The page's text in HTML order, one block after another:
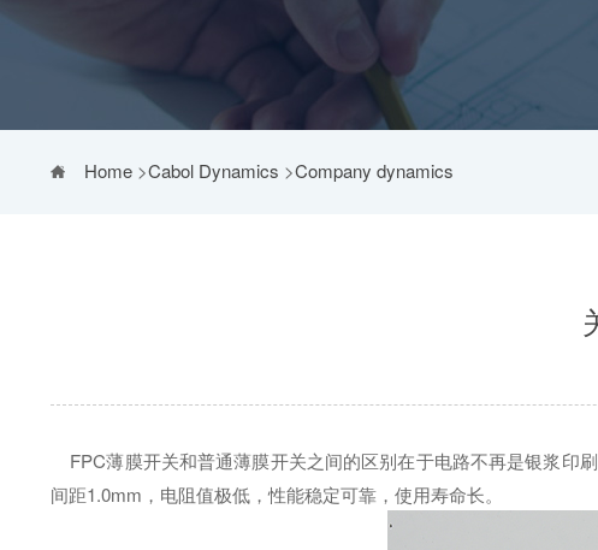
Home>Cabol Dynamics >Company dynamics
FPC薄膜开关和普通薄膜开关之间的区别在于电路不再是银浆印
间距1.0mm，电阻值极低，性能稳定可靠，使用寿命长。